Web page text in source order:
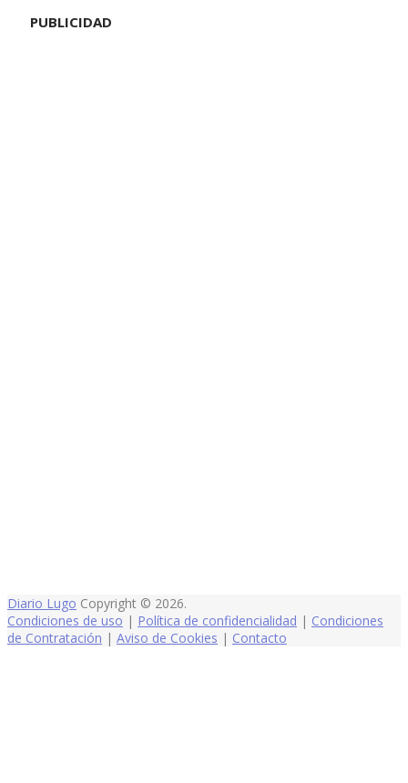
PUBLICIDAD
Diario Lugo Copyright © 2026.
Condiciones de uso | Política de confidencialidad | Condiciones
de Contratación | Aviso de Cookies | Contacto